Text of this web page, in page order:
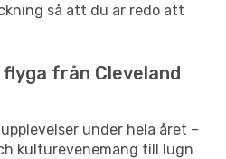
så att du är redo att
från Cleveland
under hela året –
kulturevenemang till lugn